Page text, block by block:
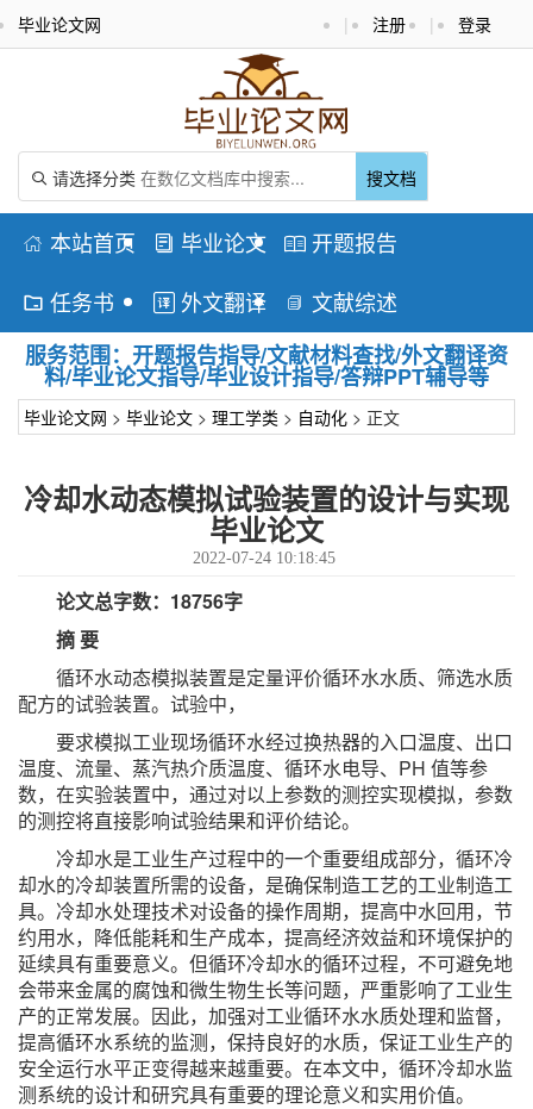
毕业论文网 登录
|
注册
|
 请选择分类 搜文档
 本站首页  毕业论文  开题报告
 任务书  外文翻译  文献综述
服务范围：开题报告指导/文献材料查找/外文翻译资
料/毕业论文指导/毕业设计指导/答辩PPT辅导等
毕业论文网 > 毕业论文 > 理工学类 > 自动化 > 正文
冷却水动态模拟试验装置的设计与实现
毕业论文
2022-07-24 10:18:45
论文总字数：18756字
摘 要
循环水动态模拟装置是定量评价循环水水质、筛选水质
配方的试验装置。试验中，
要求模拟工业现场循环水经过换热器的入口温度、出口
温度、流量、蒸汽热介质温度、循环水电导、PH 值等参
数，在实验装置中，通过对以上参数的测控实现模拟，参数
的测控将直接影响试验结果和评价结论。
冷却水是工业生产过程中的一个重要组成部分，循环冷
却水的冷却装置所需的设备，是确保制造工艺的工业制造工
具。冷却水处理技术对设备的操作周期，提高中水回用，节
约用水，降低能耗和生产成本，提高经济效益和环境保护的
延续具有重要意义。但循环冷却水的循环过程，不可避免地
会带来金属的腐蚀和微生物生长等问题，严重影响了工业生
产的正常发展。因此，加强对工业循环水水质处理和监督，
提高循环水系统的监测，保持良好的水质，保证工业生产的
安全运行水平正变得越来越重要。在本文中，循环冷却水监
测系统的设计和研究具有重要的理论意义和实用价值。